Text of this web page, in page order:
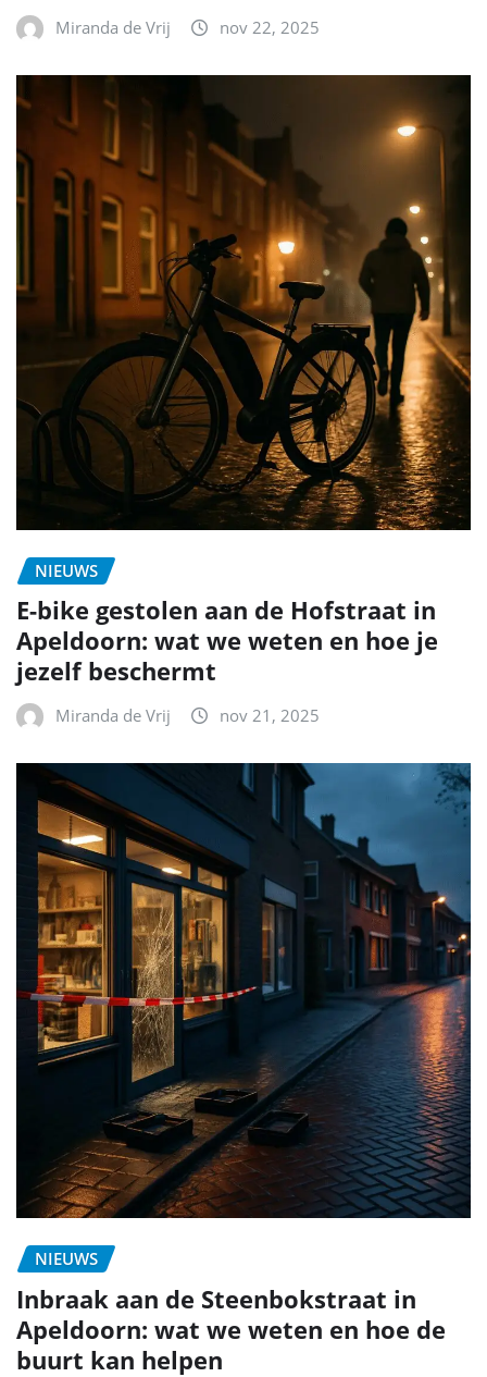
Miranda de Vrij nov 22, 2025
NIEUWS
E-bike gestolen aan de Hofstraat in
Apeldoorn: wat we weten en hoe je
jezelf beschermt
Miranda de Vrij nov 21, 2025
NIEUWS
Inbraak aan de Steenbokstraat in
Apeldoorn: wat we weten en hoe de
buurt kan helpen